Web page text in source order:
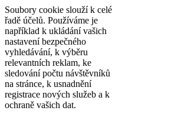
Soubory cookie slouží k celé
řadě účelů. Používáme je
například k ukládání vašich
nastavení bezpečného
vyhledávání, k výběru
relevantních reklam, ke
sledování počtu návštěvníků
na stránce, k usnadnění
registrace nových služeb a k
ochraně vašich dat.